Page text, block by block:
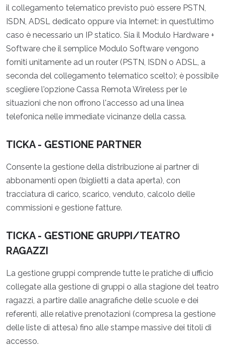
il collegamento telematico previsto può essere PSTN,
ISDN, ADSL dedicato oppure via Internet: in quest’ultimo
caso è necessario un IP statico. Sia il Modulo Hardware +
Software che il semplice Modulo Software vengono
forniti unitamente ad un router (PSTN, ISDN o ADSL, a
seconda del collegamento telematico scelto); è possibile
scegliere l'opzione Cassa Remota Wireless per le
situazioni che non offrono l'accesso ad una linea
telefonica nelle immediate vicinanze della cassa.
TICKA - GESTIONE PARTNER
Consente la gestione della distribuzione ai partner di
abbonamenti open (biglietti a data aperta), con
tracciatura di carico, scarico, venduto, calcolo delle
commissioni e gestione fatture.
TICKA - GESTIONE GRUPPI/TEATRO
RAGAZZI
La gestione gruppi comprende tutte le pratiche di ufficio
collegate alla gestione di gruppi o alla stagione del teatro
ragazzi, a partire dalle anagrafiche delle scuole e dei
referenti, alle relative prenotazioni (compresa la gestione
delle liste di attesa) fino alle stampe massive dei titoli di
accesso.